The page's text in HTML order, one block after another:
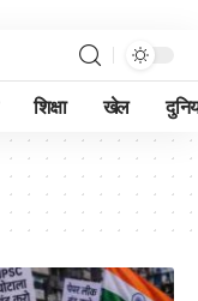
शिक्षा खेल